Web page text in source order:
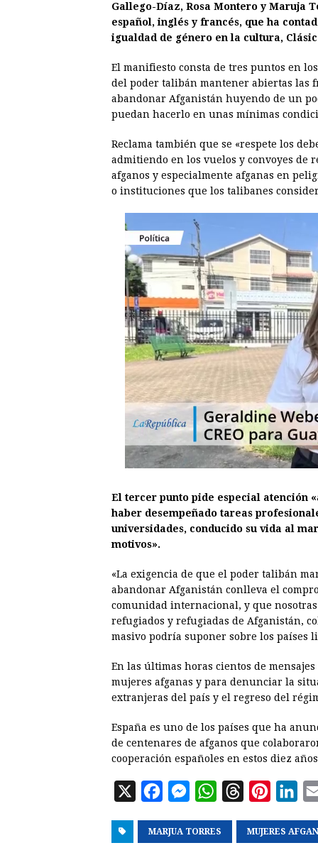
k
e
r
p
s
n
Gallego-Díaz, Rosa Montero y Maruja
español, inglés y francés, que ha
igualdad de género en la cultura,
El manifiesto consta de tres puntos en
del poder talibán mantener abiertas las
abandonar Afganistán huyendo de un
puedan hacerlo en unas mínimas
Reclama también que se «respete los
admitiendo en los vuelos y convoyes de
afganos y especialmente afganas en
o instituciones que los talibanes
El tercer punto pide especial atención
haber desempeñado tareas
universidades, conducido su vida al
motivos».
«La exigencia de que el poder talibán
abandonar Afganistán conlleva el
comunidad internacional, y que
refugiados y refugiadas de Afganistán,
masivo podría suponer sobre los países
En las últimas horas cientos de
mujeres afganas y para denunciar la
extranjeras del país y el regreso del
España es uno de los países que ha
de centenares de afganos que
cooperación españoles en estos diez
X
c
M
s
W
a
r
n
n
MARJUA TORRES MUJERES